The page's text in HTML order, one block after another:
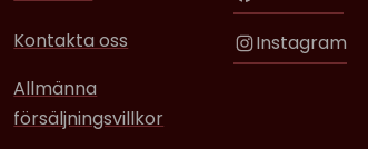
Kontakta oss
Allmänna
försäljningsvillkor
Instagram